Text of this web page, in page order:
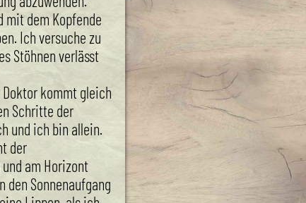
mit dem Kopfende
Ich versuche zu
Stöhnen verlässt
Doktor kommt gleich
Schritte der
und ich bin allein.
der
am Horizont
den Sonnenaufgang